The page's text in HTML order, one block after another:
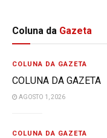
Coluna da Gazeta
COLUNA DA GAZETA
COLUNA DA GAZETA
AGOSTO 1, 2026
COLUNA DA GAZETA